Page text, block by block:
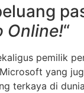
Online!“
pemilik
yang
terkaya di